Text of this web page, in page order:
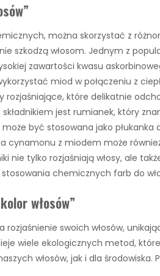
można skorzystać z
szkodzą włosom. Jednym z
zawartości kwasu
miod w połączeniu z
które delikatnie
jest rumianek, który
być stosowana jako płukanka
cynamonu z miodem może
nie tylko rozjaśniają włosy, ale
chemicznych farb do
włosów”
swoich włosów,
wiele ekologicznych metod,
włosów, jak i dla środowiska.